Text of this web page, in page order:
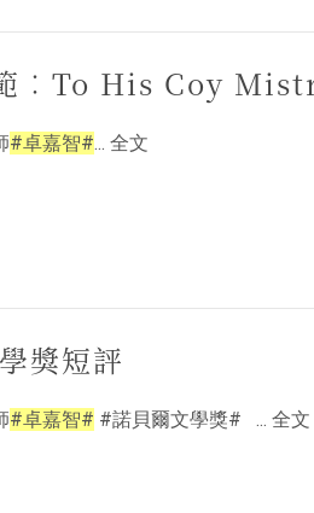
︰To His Coy
#卓嘉智#... 全文
獎短評
#卓嘉智# #諾貝爾文學獎# ... 全文